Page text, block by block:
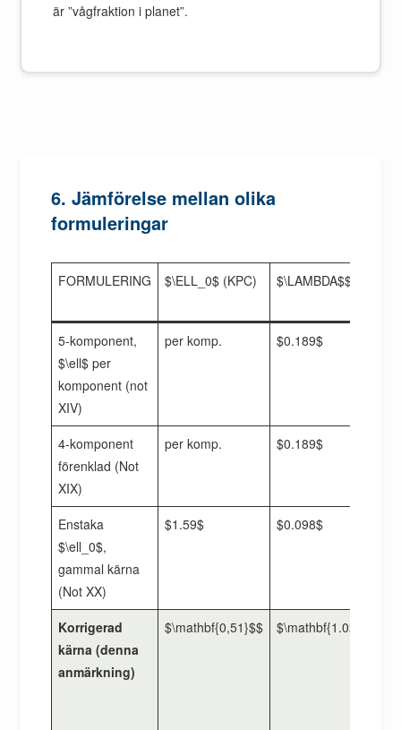
är ”vågfraktion i planet”.
6. Jämförelse mellan olika
formuleringar
FORMULERING $\ELL_0$ (KPC) $\LAMBDA$$
5-komponent,
$\ell$ per
komponent (not
XIV)
per komp. $0.189$
4-komponent
förenklad (Not
XIX)
per komp. $0.189$
Enstaka
$\ell_0$,
gammal kärna
(Not XX)
$1.59$ $0.098$
Korrigerad
kärna (denna
anmärkning)
$\mathbf{0,51}$$ $\mathbf{1.02}$$